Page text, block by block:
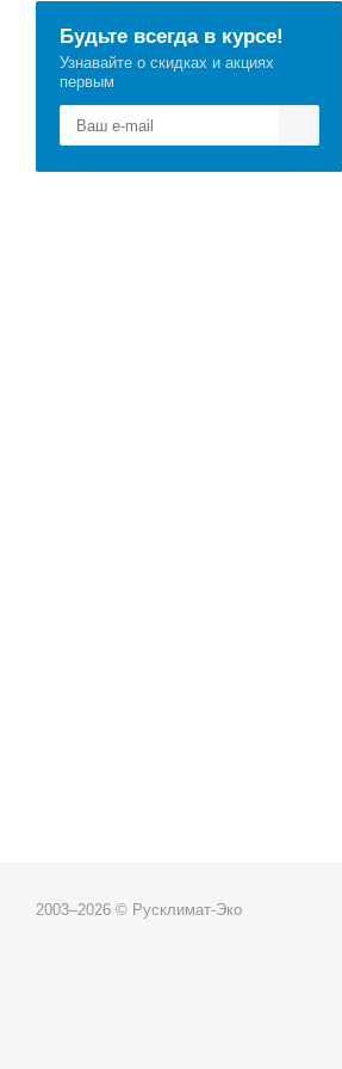
Будьте всегда в курсе!
Узнавайте о скидках и акциях
первым
2003–2026 © Русклимат-Эко